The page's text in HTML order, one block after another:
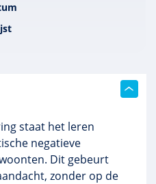
staat het leren
negatieve
Dit gebeurt
zonder op de